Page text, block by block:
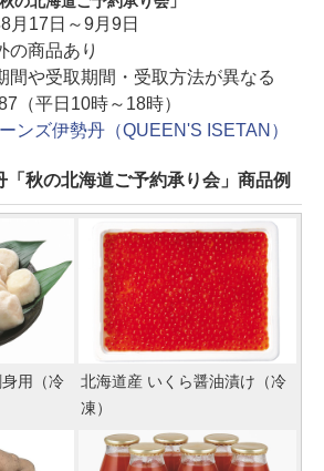
月17日～9月9日
の商品あり
や受取期間・受取方法が異なる
（平日10時～18時）
ンズ伊勢丹（QUEEN'S ISETAN）
「秋の北海道ご予約承り会」商品例
用（冷
北海道産 いくら醤油漬け（冷
凍）